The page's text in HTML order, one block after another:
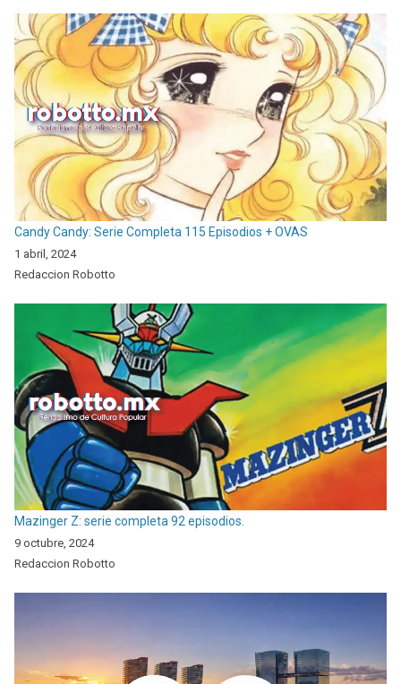
Candy Candy: Serie Completa 115 Episodios + OVAS
1 abril, 2024
Redaccion Robotto
Mazinger Z: serie completa 92 episodios.
9 octubre, 2024
Redaccion Robotto